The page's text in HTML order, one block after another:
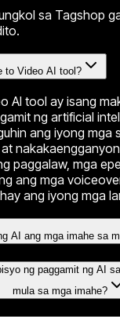
sa Tagshop
to Video AI tool?
AI tool ay isang
ng artificial
ang iyong mga
paggalaw, mga
ang mga
ang iyong mga
AI ang mga imahe sa
ng paggamit ng AI
mula sa mga imahe?